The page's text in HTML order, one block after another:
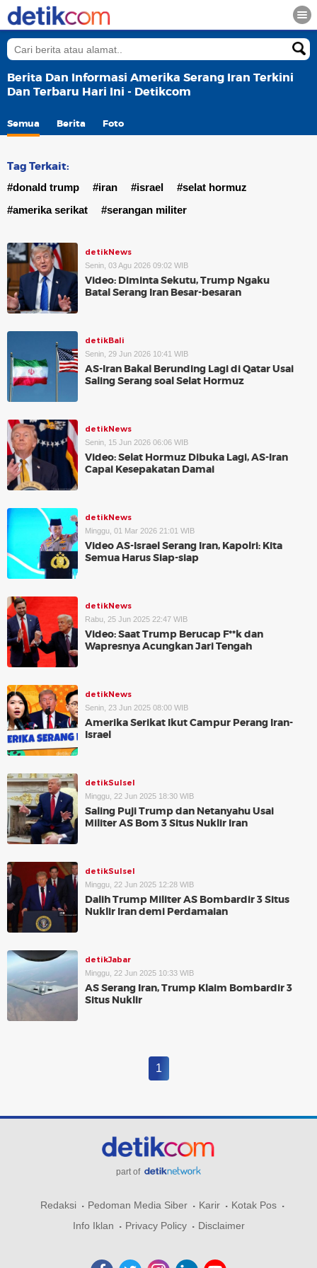
Berita Dan Informasi Amerika Serang Iran Terkini
Dan Terbaru Hari Ini - Detikcom
Semua Berita Foto
Tag Terkait:
#donald trump #iran #israel
#selat hormuz
#amerika serikat
#serangan militer
detikNews
Senin, 03 Agu 2026 09:02 WIB
Video: Diminta Sekutu, Trump Ngaku
Batal Serang Iran Besar-besaran
detikBali
Senin, 29 Jun 2026 10:41 WIB
AS-Iran Bakal Berunding Lagi di Qatar Usai
Saling Serang soal Selat Hormuz
detikNews
Senin, 15 Jun 2026 06:06 WIB
Video: Selat Hormuz Dibuka Lagi, AS-Iran
Capai Kesepakatan Damai
detikNews
Minggu, 01 Mar 2026 21:01 WIB
Video AS-Israel Serang Iran, Kapolri: Kita
Semua Harus Siap-siap
detikNews
Rabu, 25 Jun 2025 22:47 WIB
Video: Saat Trump Berucap F**k dan
Wapresnya Acungkan Jari Tengah
detikNews
Senin, 23 Jun 2025 08:00 WIB
Amerika Serikat Ikut Campur Perang Iran-
Israel
detikSulsel
Minggu, 22 Jun 2025 18:30 WIB
Saling Puji Trump dan Netanyahu Usai
Militer AS Bom 3 Situs Nuklir Iran
detikSulsel
Minggu, 22 Jun 2025 12:28 WIB
Dalih Trump Militer AS Bombardir 3 Situs
Nuklir Iran demi Perdamaian
detikJabar
Minggu, 22 Jun 2025 10:33 WIB
AS Serang Iran, Trump Klaim Bombardir 3
Situs Nuklir
1
part of
Redaksi Pedoman Media Siber Karir
Kotak Pos
Info Iklan
Privacy Policy Disclaimer